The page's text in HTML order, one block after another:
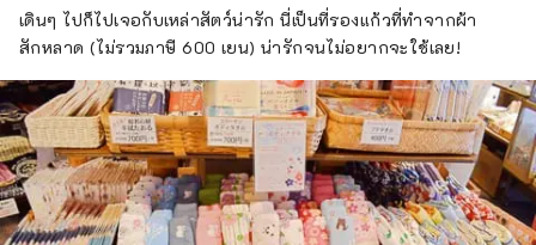
เดินๆ ไปก็ไปเจอกับเหล่าสัตว์น่ารัก นี่เป็นที่รองแก้วที่ทำจากผ้า
สักหลาด (ไม่รวมภาษี 600 เยน) น่ารักจนไม่อยากจะใช้เลย!